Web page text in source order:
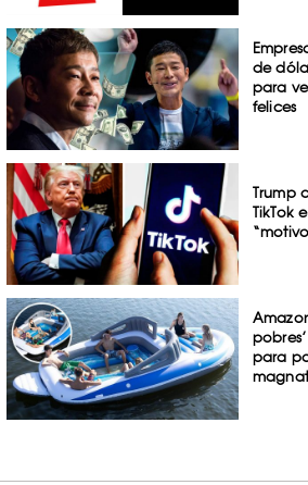
de
para
felices
Trump
TikTok
para